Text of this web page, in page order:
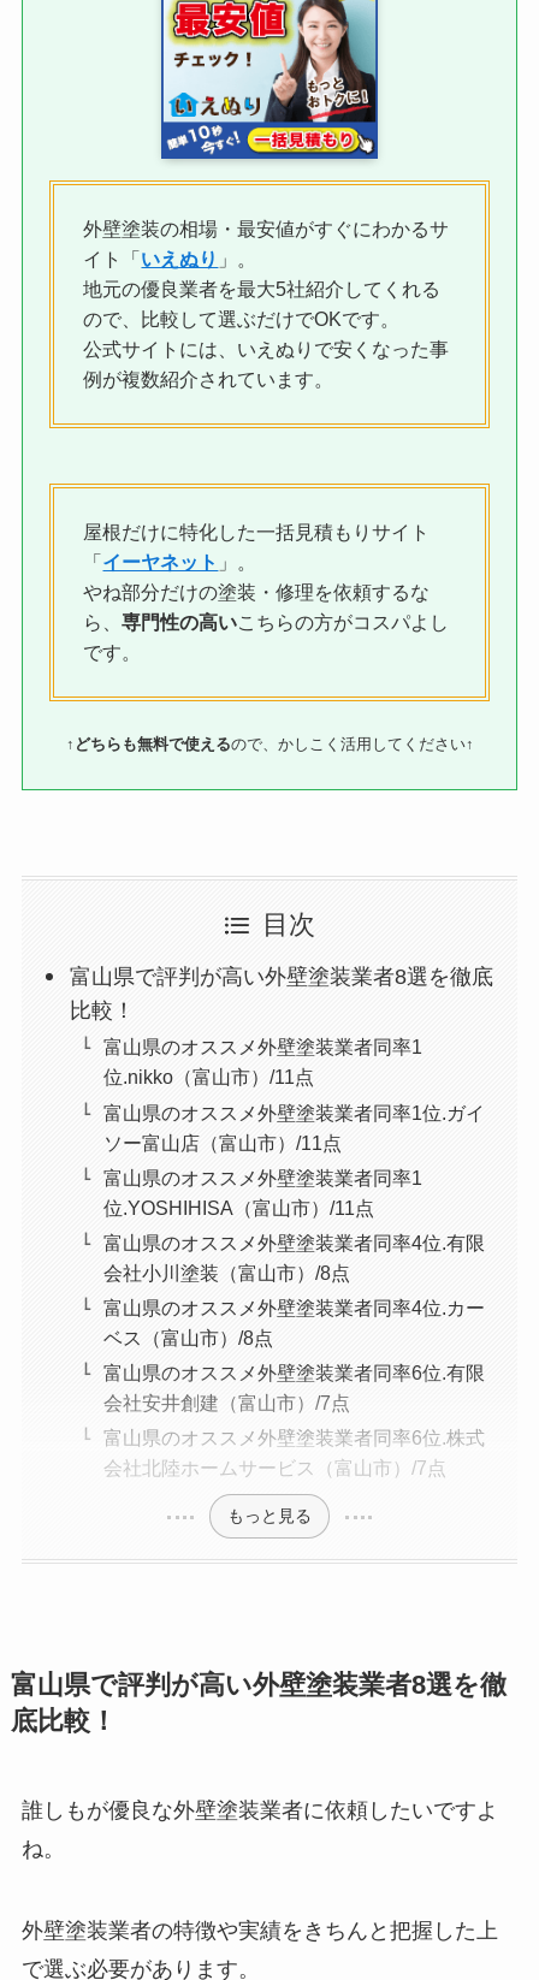
外壁塗装の相場・最安値がすぐにわかるサ
イト「いえぬり 」。
地元の優良業者を最大5社紹介してくれる
ので、比較して選ぶだけでOKです。
公式サイトには、いえぬりで安くなった事
例が複数紹介されています。
屋根だけに特化した一括見積もりサイト
「イーヤネット 」。
やね部分だけの塗装・修理を依頼するな
ら、専門性の高いこちらの方がコスパよし
です。
↑ どちらも無料で使えるので、かしこく活用してください↑
目次
富山県で評判が高い外壁塗装業者8選を徹底
比較！
富山県のオススメ外壁塗装業者同率1
位.nikko（富山市）/11点
富山県のオススメ外壁塗装業者同率1位.ガイ
ソー富山店（富山市）/11点
富山県のオススメ外壁塗装業者同率1
位.YOSHIHISA（富山市）/11点
富山県のオススメ外壁塗装業者同率4位.有限
会社小川塗装（富山市）/8点
富山県のオススメ外壁塗装業者同率4位.カー
ベス（富山市）/8点
富山県のオススメ外壁塗装業者同率6位.有限
会社安井創建（富山市）/7点
富山県のオススメ外壁塗装業者同率6位.株式
会社北陸ホームサービス（富山市）/7点
もっと見る
富山県で評判が高い外壁塗装業者8選を徹
底比較！
誰しもが優良な外壁塗装業者に依頼したいですよ
ね。
外壁塗装業者の特徴や実績をきちんと把握した上
で選ぶ必要があります。